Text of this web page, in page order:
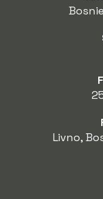
Livno,